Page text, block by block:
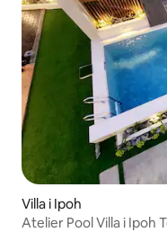
Villa i Ipoh
Atelier Pool Villa i Ipoh